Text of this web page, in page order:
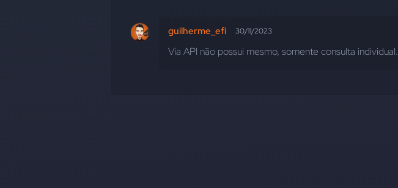
guilherme_efi 30/11/2023
Via API não possui mesmo, somente consulta individual.